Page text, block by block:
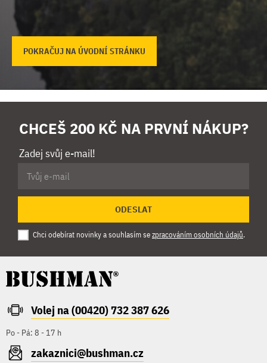
POKRAČUJ NA ÚVODNÍ STRÁNKU
CHCEŠ 200 KČ NA PRVNÍ NÁKUP?
Zadej svůj e-mail!
ODESLAT
Chci odebírat novinky a souhlasím sezpracováním osobních údajů.
Volej na (00420) 732 387 626
Po - Pá: 8 - 17 h
zakaznici@bushman.cz